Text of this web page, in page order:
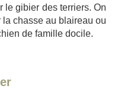
le gibier des terriers. On
chasse au blaireau ou
de famille docile.